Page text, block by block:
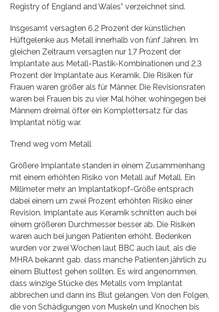
Registry of England and Wales” verzeichnet sind.
Insgesamt versagten 6,2 Prozent der künstlichen
Hüftgelenke aus Metall innerhalb von fünf Jahren. Im
gleichen Zeitraum versagten nur 1,7 Prozent der
Implantate aus Metall-Plastik-Kombinationen und 2,3
Prozent der Implantate aus Keramik. Die Risiken für
Frauen waren größer als für Männer. Die Revisionsraten
waren bei Frauen bis zu vier Mal höher, wohingegen bei
Männern dreimal öfter ein Komplettersatz für das
Implantat nötig war.
Trend weg vom Metall
Größere Implantate standen in einem Zusammenhang
mit einem erhöhten Risiko von Metall auf Metall. Ein
Millimeter mehr an Implantatkopf-Größe entsprach
dabei einem um zwei Prozent erhöhten Risiko einer
Revision. Implantate aus Keramik schnitten auch bei
einem größeren Durchmesser besser ab. Die Risiken
waren auch bei jungen Patienten erhöht. Bedenken
wurden vor zwei Wochen laut BBC auch laut, als die
MHRA bekannt gab, dass manche Patienten jährlich zu
einem Bluttest gehen sollten. Es wird angenommen,
dass winzige Stücke des Metalls vom Implantat
abbrechen und dann ins Blut gelangen. Von den Folgen,
die von Schädigungen von Muskeln und Knochen bis